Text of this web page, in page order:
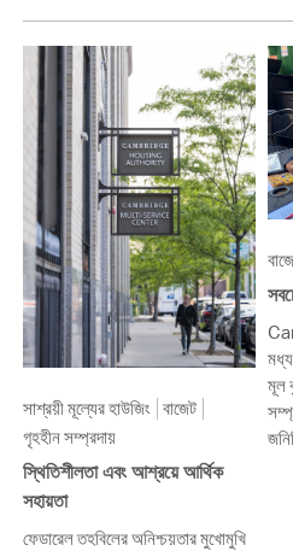
সাশ্রয়ী মূল্যের হাউজিং বাজেট
গৃহহীন সম্প্রদায়
স্থিতিশীলতা এবং আশ্রয়ে আর্থিক
সহায়তা
ফেডারেল তহবিলের অনিশ্চয়তার মুখোমুখি
মূল